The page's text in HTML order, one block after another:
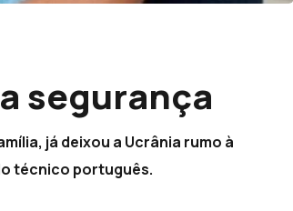
segurança
já deixou a Ucrânia rumo à
técnico português.